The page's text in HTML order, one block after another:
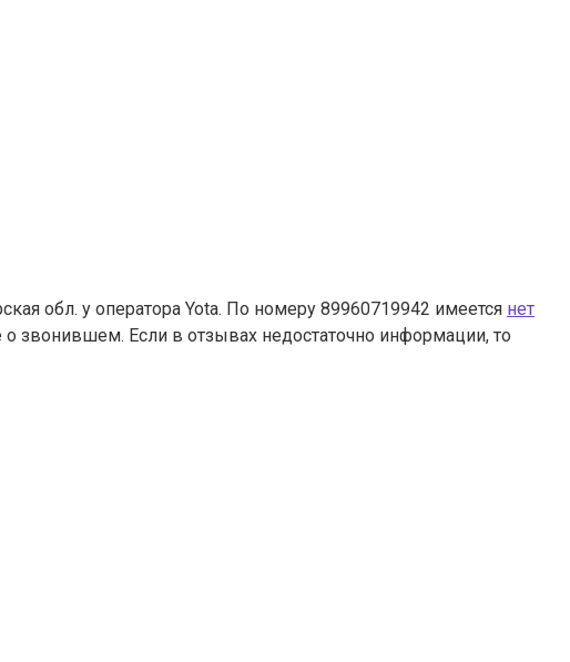
обл. у оператора Yota. По номеру 89960719942 имеется нет
звонившем. Если в отзывах недостаточно информации, то